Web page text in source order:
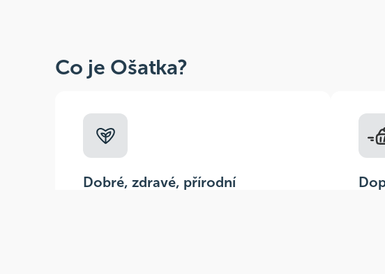
Co je Ošatka?
Dobré, zdravé, přírodní